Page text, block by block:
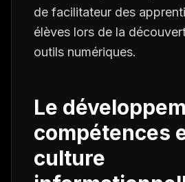
de facilitateur des
élèves lors de la
outils numériques.
Le
compétences
culture